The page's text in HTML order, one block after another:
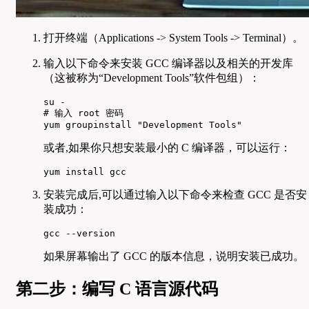
打开终端（Applications -> System Tools -> Terminal）。
输入以下命令来安装 GCC 编译器以及相关的开发库
（这被称为“Development Tools”软件包组）：
su -
# 输入 root 密码
yum groupinstall "Development Tools"
或者,如果你只想安装最小的 C 编译器，可以运行：
yum install gcc
安装完成后,可以通过输入以下命令来检查 GCC 是否安
装成功：
gcc --version
如果屏幕输出了 GCC 的版本信息，说明安装已成功。
第二步：编写 C 语言源代码